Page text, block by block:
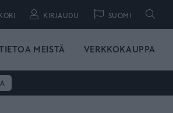
KIRJAUDU SUOMI Hae
MEISTÄ VERKKOKAUPPA